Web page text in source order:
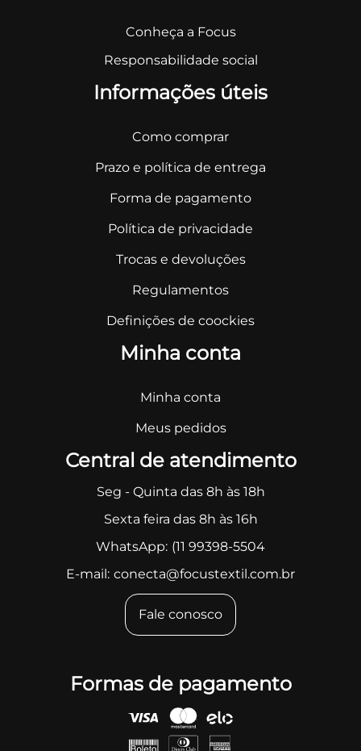
Conheça a Focus
Responsabilidade social
Informações úteis
Como comprar
Prazo e política de entrega
Forma de pagamento
Política de privacidade
Trocas e devoluções
Regulamentos
Definições de coockies
Minha conta
Minha conta
Meus pedidos
Central de atendimento
Seg - Quinta das 8h às 18h
Sexta feira das 8h às 16h
WhatsApp: (11 99398-5504
E-mail: conecta@focustextil.com.br
Fale conosco
Formas de pagamento